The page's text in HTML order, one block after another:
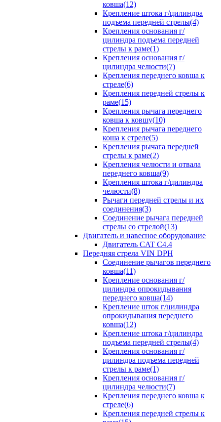
ковша(12)
Крепление штока г/цилиндра
подъема передней стрелы(4)
Крепления основания г/
цилиндра подъема передней
стрелы к раме(1)
Крепления основания г/
цилиндра челюсти(7)
Крепления переднего ковша к
стреле(6)
Крепления передней стрелы к
раме(15)
Крепления рычага переднего
ковша к ковшу(10)
Крепления рычага переднего
коша к стреле(5)
Крепления рычага передней
стрелы к раме(2)
Крепления челюсти и отвала
переднего ковша(9)
Крепления штока г/цилиндра
челюсти(8)
Рычаги передней стрелы и их
соединения(3)
Соединение рычага передней
стрелы со стрелой(13)
Двигатель и навесное оборудование
Двигатель CAT C4.4
Передняя стрела VIN DPH
Cоединение рычагов переднего
ковша(11)
Крепление основания г/
цилиндра опрокидывания
переднего ковша(14)
Крепление шток г/цилиндра
опрокидывания переднего
ковша(12)
Крепление штока г/цилиндра
подъема передней стрелы(4)
Крепления основания г/
цилиндра подъема передней
стрелы к раме(1)
Крепления основания г/
цилиндра челюсти(7)
Крепления переднего ковша к
стреле(6)
Крепления передней стрелы к